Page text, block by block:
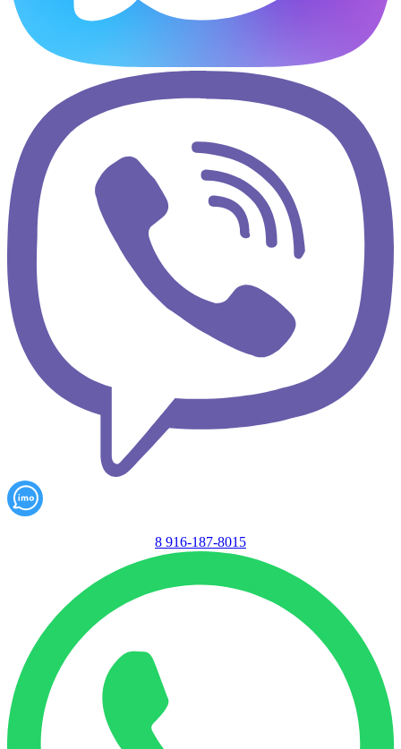
8 916-187-8015